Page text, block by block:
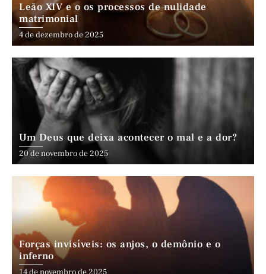
Leão XIV e o os processos de nulidade
matrimonial
4 de dezembro de 2025
Um Deus que deixa acontecer o mal e a dor?
20 de novembro de 2025
Forças invisíveis: os anjos, o demônio e o
inferno